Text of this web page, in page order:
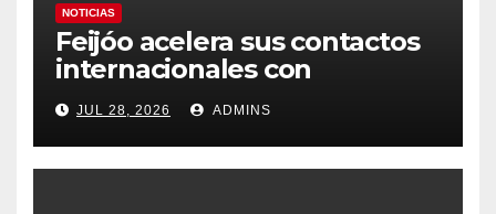
NOTICIAS
Feijóo acelera sus contactos
internacionales con
Latinoamérica como socio
prioritario en su agenda de
gobierno
JUL 28, 2026 ADMINS